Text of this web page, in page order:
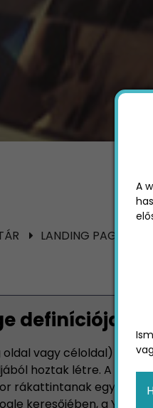
LANDING PAGE
definíciója
vagy céloldal) egy
hoztak létre. A
rákattintanak egy
keresőjében, a
A